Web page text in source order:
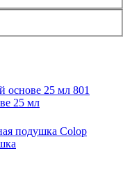
801
25 мл
Colop